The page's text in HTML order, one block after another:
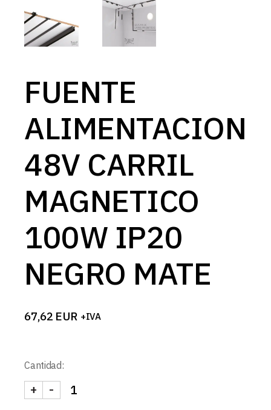
FUENTE
ALIMENTACION
48V CARRIL
MAGNETICO
100W IP20
NEGRO MATE
67,62 EUR +IVA
Cantidad:
FUENTE ALIMENTACION 48V CARRIL
-
+